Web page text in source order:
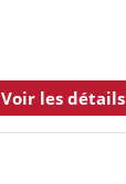
Voir les détails